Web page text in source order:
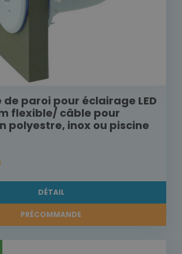
paroi pour éclairage LED
flexible/ câble pour
polyestre, inox ou piscine
DÉTAIL
PRÉCOMMANDE